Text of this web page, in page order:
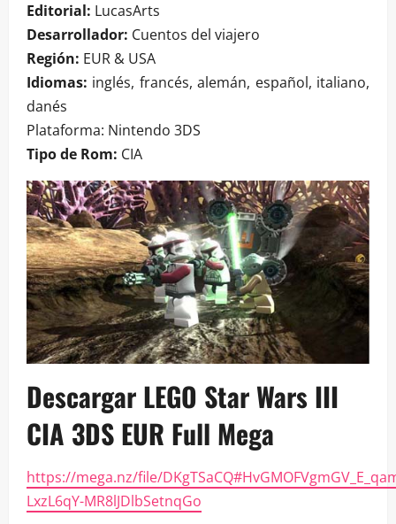
Editorial: LucasArts
Desarrollador: Cuentos del viajero
Región: EUR & USA
Idiomas: inglés, francés, alemán, español, italiano,
danés
Plataforma: Nintendo 3DS
Tipo de Rom: CIA
Descargar LEGO Star Wars III
CIA 3DS EUR Full Mega
https://mega.nz/file/
LxzL6qY-MR8lJDlbSetnqGo